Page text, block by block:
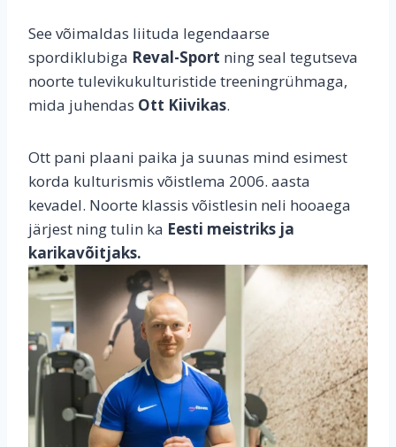
See võimaldas liituda legendaarse
spordiklubiga Reval-Sport ning seal tegutseva
noorte tulevikukulturistide treeningrühmaga,
mida juhendas Ott Kiivikas.
Ott pani plaani paika ja suunas mind esimest
korda kulturismis võistlema 2006. aasta
kevadel. Noorte klassis võistlesin neli hooaega
järjest ning tulin ka Eesti meistriks ja
karikavõitjaks.